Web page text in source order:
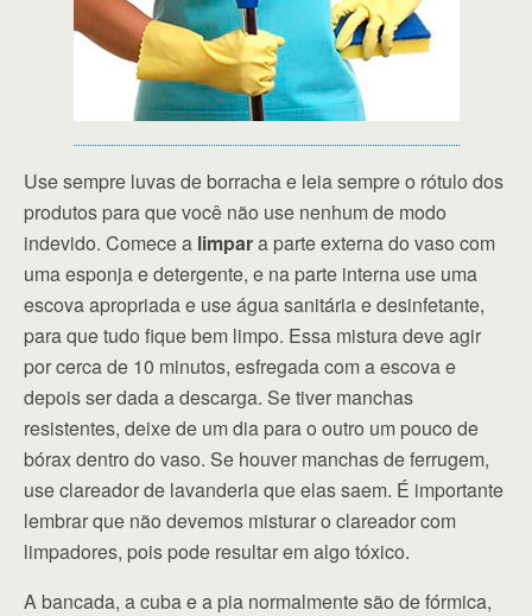
Use sempre luvas de borracha e leia sempre o rótulo dos
produtos para que você não use nenhum de modo
indevido. Comece a limpara parte externa do vaso com
uma esponja e detergente, e na parte interna use uma
escova apropriada e use água sanitária e desinfetante,
para que tudo fique bem limpo. Essa mistura deve agir
por cerca de 10 minutos, esfregada com a escova e
depois ser dada a descarga. Se tiver manchas
resistentes, deixe de um dia para o outro um pouco de
bórax dentro do vaso. Se houver manchas de ferrugem,
use clareador de lavanderia que elas saem. É importante
lembrar que não devemos misturar o clareador com
limpadores, pois pode resultar em algo tóxico.
A bancada, a cuba e a pia normalmente são de fórmica,